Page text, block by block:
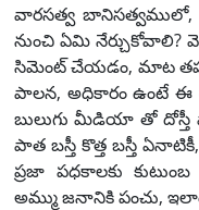
వారసత్వ
నుంచి ఏమి నేర్చుకోవాలి?
సిమెంట్ చేయడం, మాట తప్పు
పాలన, అధికారం ఉంటే ఈ
బులుగు మీడియా తో దోస్తీ
పాత బస్తీ కొత్త బస్తీ
ప్రజా పధకాలకు కుటుంబ
అమ్ము జనానికి పంచు,